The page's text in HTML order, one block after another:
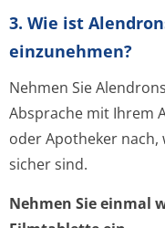
3. Wie ist
einzunehmen?
Nehmen Sie
Absprache mit Ihrem
oder Apotheker nach,
sicher sind.
Nehmen Sieeinmal